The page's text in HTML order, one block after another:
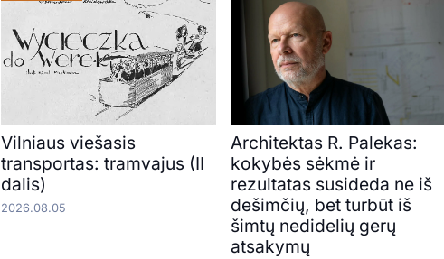
Vilniaus viešasis
transportas: tramvajus (II
dalis)
2026.08.05
Architektas R. Palekas:
kokybės sėkmė ir
rezultatas susideda ne iš
dešimčių, bet turbūt iš
šimtų nedidelių gerų
atsakymų